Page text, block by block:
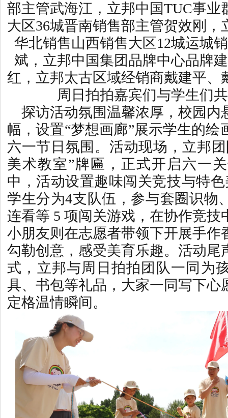
部主管武海江，立邦中国TUC事业
大区36城晋南销售部主管贺效刚，
华北销售山西销售大区12城运城
斌，立邦中国集团品牌中心品牌
红，立邦太古区域经销商戴建平、
周日拍拍嘉宾们与学生们
探访活动氛围温馨浓厚，校园内
幅，设置“梦想画廊”展示学生的绘
六一节日氛围。活动现场，立邦
美术教室”牌匾，正式开启六一
中，活动设置趣味闯关竞技与特
学生分为4支队伍，参与套圈识物
连看等 5 项闯关游戏，在协作竞技
小朋友则在志愿者带领下开展手作
勾勒创意，感受美育乐趣。活动尾
式，立邦与周日拍拍团队一同为
具、书包等礼品，大家一同写下心
定格温情瞬间。